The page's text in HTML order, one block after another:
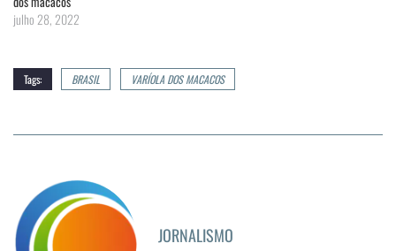
julho 28, 2022
Tags: BRASIL VARÍOLA DOS MACACOS
JORNALISMO